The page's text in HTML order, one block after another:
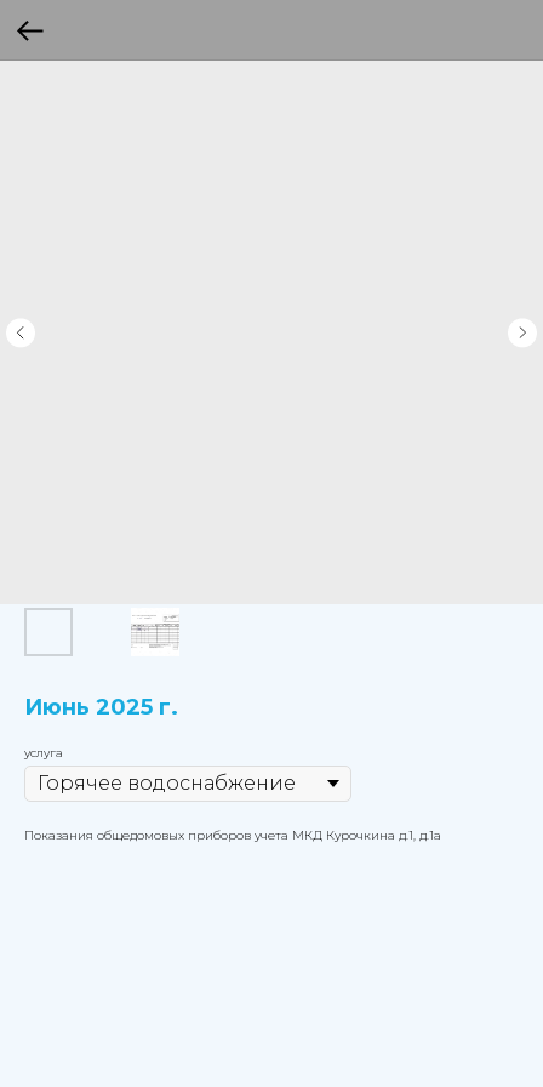
Июнь 2025 г.
услуга
Показания общедомовых приборов учета МКД Курочкина д.1, д.1а